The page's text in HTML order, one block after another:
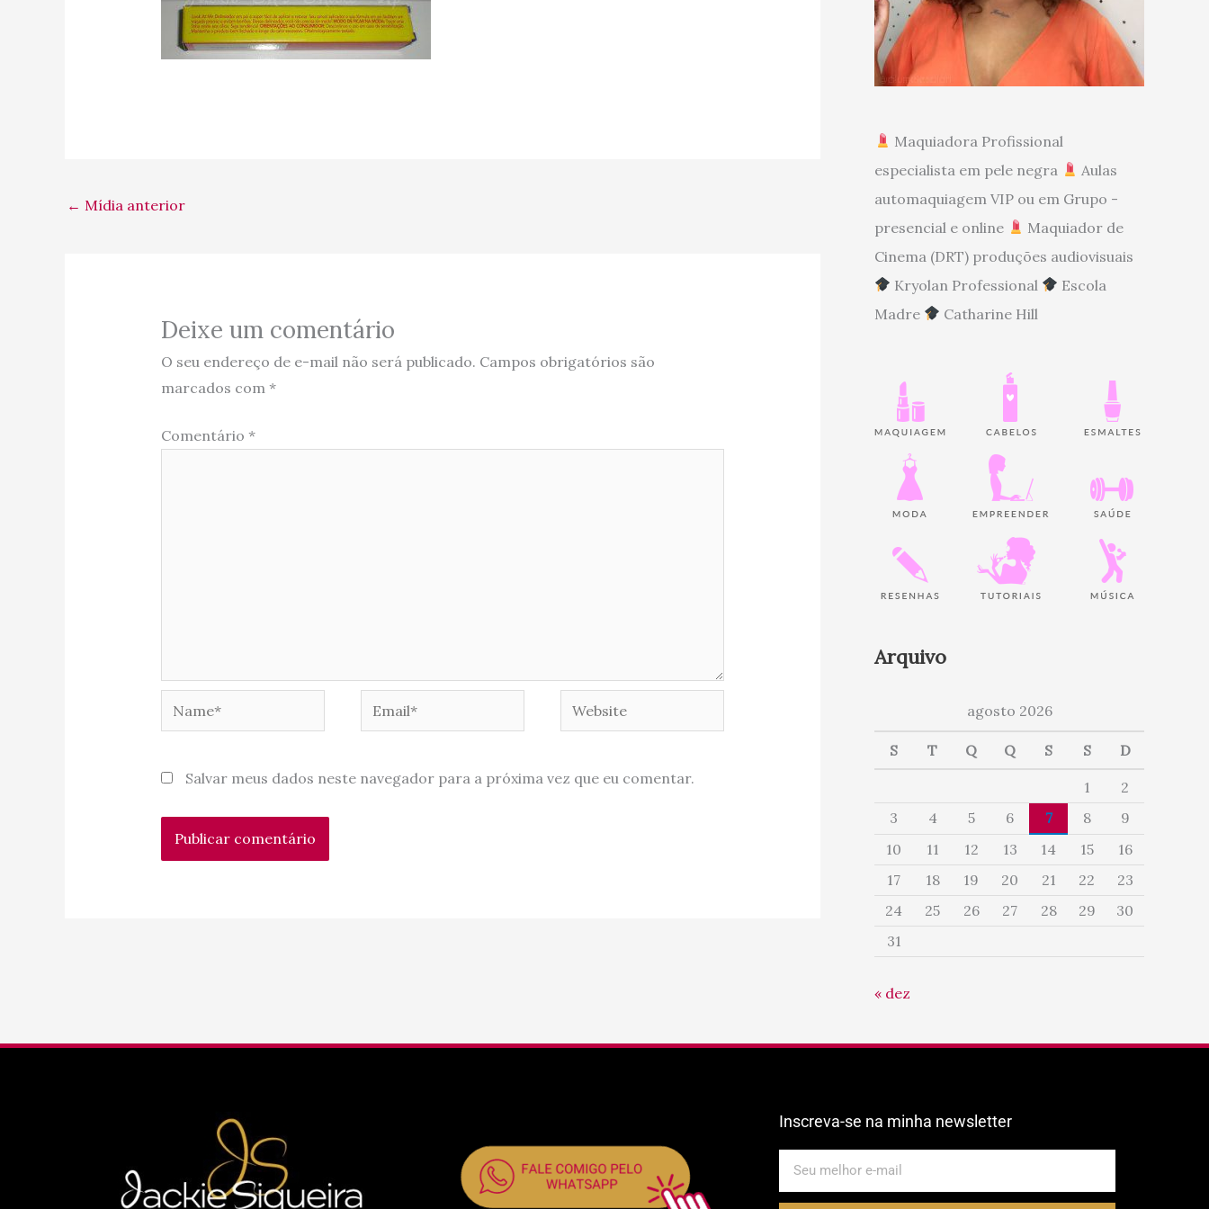
← Mídia anterior
Deixe um comentário
O seu endereço de e-mail não será publicado. Campos obrigatórios são
marcados com *
Comentário *
Website
Salvar meus dados neste navegador para a próxima vez que eu comentar.
Maquiadora Profissional
especialista em pele negra
Aulas
automaquiagem VIP ou em Grupo -
presencial e online
Maquiador de
Cinema (DRT) produções audiovisuais
Kryolan Professional
Escola
Madre
Catharine Hill
Arquivo
agosto 2026
S T Q Q S S D
1
2
3
4 5 6 7 8
9
10
11 12 13 14 15
16
17
18 19 20 21 22
23
24
25 26 27 28 29
30
31
« dez
Inscreva-se na minha newsletter